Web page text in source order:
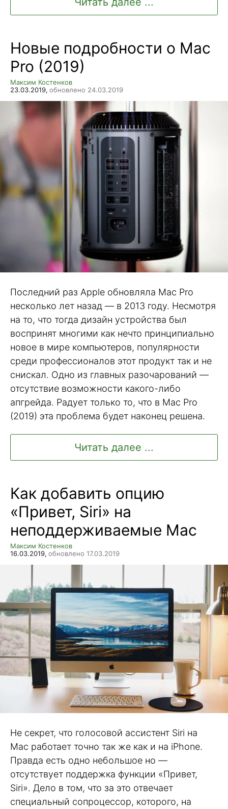
Новые подробности о Mac
Pro (2019)
Максим Костенков
23.03.2019, обновлено 24.03.2019
Последний раз Apple обновляла Mac Pro
несколько лет назад — в 2013 году. Несмотря
на то, что тогда дизайн устройства был
воспринят многими как нечто принципиально
новое в мире компьютеров, популярности
среди профессионалов этот продукт так и не
снискал. Одно из главных разочарований —
отсутствие возможности какого-либо
апгрейда. Радует только то, что в Mac Pro
(2019) эта проблема будет наконец решена.
Читать далее ...
Как добавить опцию
«Привет, Siri» на
неподдерживаемые Mac
Максим Костенков
16.03.2019, обновлено 17.03.2019
Не секрет, что голосовой ассистент Siri на
Mac работает точно так же как и на iPhone.
Правда есть одно небольшое но —
отсутствует поддержка функции «Привет,
Siri». Дело в том, что за это отвечает
специальный сопроцессор, которого, на